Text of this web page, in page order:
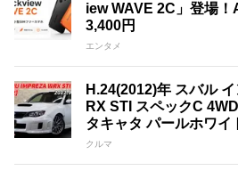
iew WAVE 2C」登場
3,400円
エンタメ
H.24(2012)年 スバル
RX STI スペックC
タキャタ パールホワイ
クルマ